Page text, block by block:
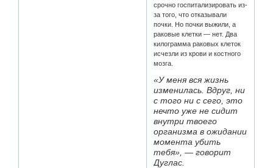
срочно госпитализировать из-
за того, что отказывали
почки. Но почки выжили, а
раковые клетки — нет. Два
килограмма раковых клеток
исчезли из крови и костного
мозга.
«У меня вся жизнь
изменилась. Вдруг, ни
с того ни с сего, это
нечто уже не сидит
внутри твоего
организма в ожидании
момента убить
тебя», — говорит
Дуглас.